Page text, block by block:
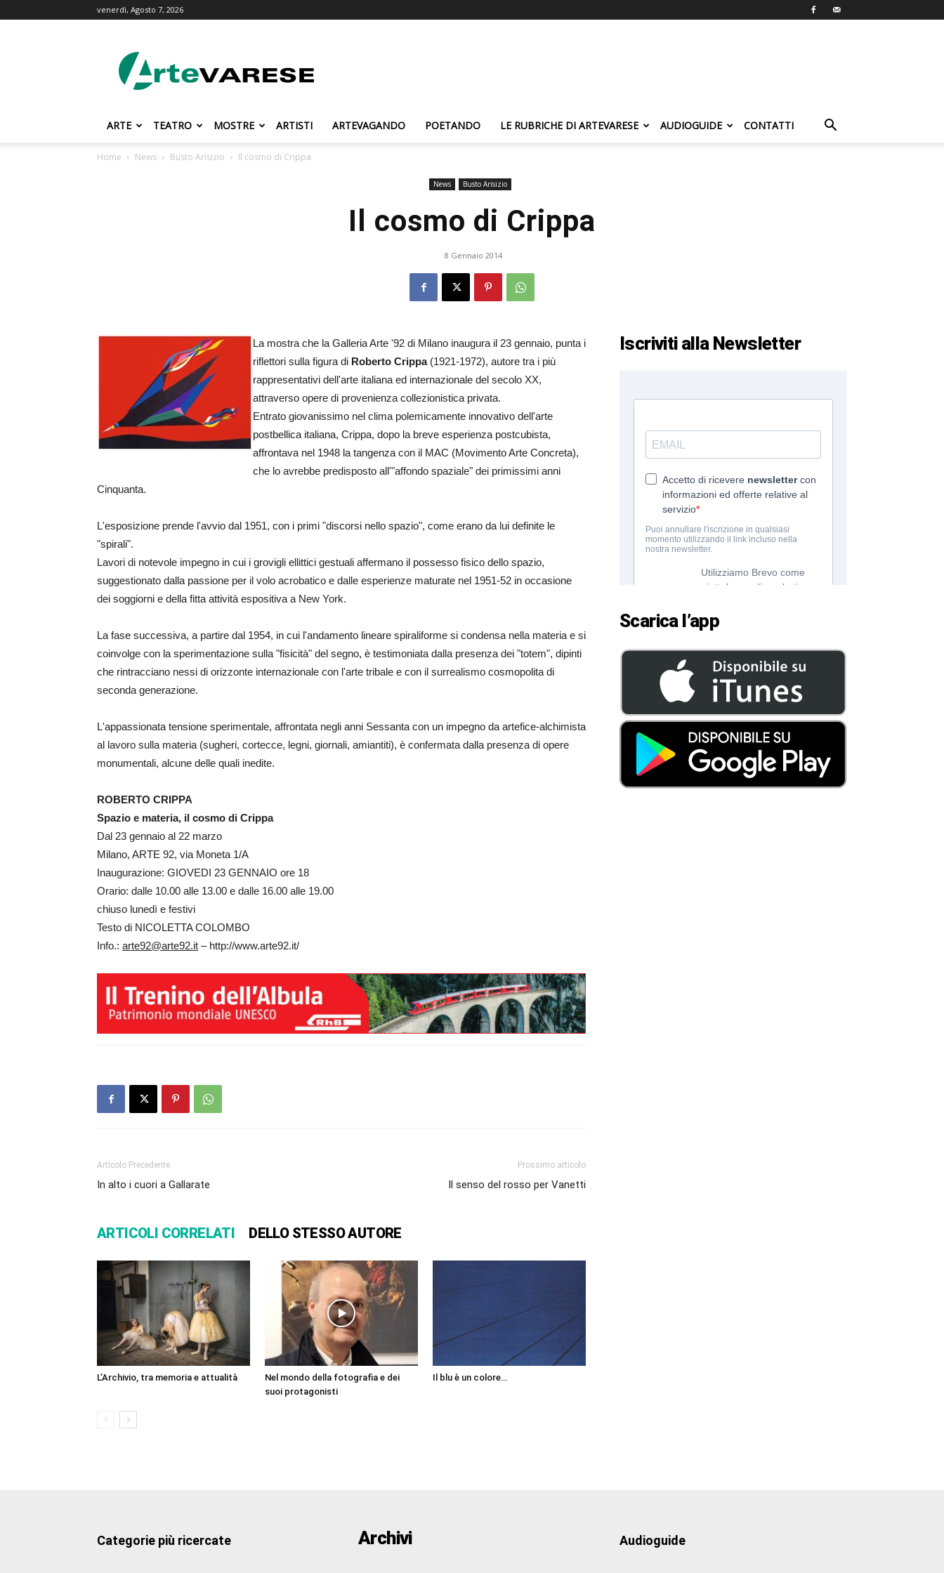
venerdì, Agosto 7, 2026
ARTE TEATRO MOSTRE ARTISTI ARTEVAGANDO POETANDO LE RUBRICHE DI ARTEVARESE AUDIOGUIDE CONTATTI
Home News Busto Arisizio Il cosmo di Crippa
News Busto Arisizio
Il cosmo di Crippa
8 Gennaio 2014
La mostra che la Galleria Arte '92 di Milano inaugura il 23 gennaio, punta i
riflettori sulla figura di Roberto Crippa (1921-1972), autore tra i più
rappresentativi dell'arte italiana ed internazionale del secolo XX,
attraverso opere di provenienza collezionistica privata.
Entrato giovanissimo nel clima polemicamente innovativo dell'arte
postbellica italiana, Crippa, dopo la breve esperienza postcubista,
affrontava nel 1948 la tangenza con il MAC (Movimento Arte Concreta),
che lo avrebbe predisposto all'"affondo spaziale" dei primissimi anni
Cinquanta.
L'esposizione prende l'avvio dal 1951, con i primi "discorsi nello spazio", come erano da lui definite le
"spirali".
Lavori di notevole impegno in cui i grovigli ellittici gestuali affermano il possesso fisico dello spazio,
suggestionato dalla passione per il volo acrobatico e dalle esperienze maturate nel 1951-52 in occasione
dei soggiorni e della fitta attività espositiva a New York.
La fase successiva, a partire dal 1954, in cui l'andamento lineare spiraliforme si condensa nella materia e si
coinvolge con la sperimentazione sulla "fisicità" del segno, è testimoniata dalla presenza dei "totem", dipinti
che rintracciano nessi di orizzonte internazionale con l'arte tribale e con il surrealismo cosmopolita di
seconda generazione.
L'appassionata tensione sperimentale, affrontata negli anni Sessanta con un impegno da artefice-alchimista
al lavoro sulla materia (sugheri, cortecce, legni, giornali, amiantiti), è confermata dalla presenza di opere
monumentali, alcune delle quali inedite.
ROBERTO CRIPPA
Spazio e materia, il cosmo di Crippa
Dal 23 gennaio al 22 marzo
Milano, ARTE 92, via Moneta 1/A
Inaugurazione: GIOVEDI 23 GENNAIO ore 18
Orario: dalle 10.00 alle 13.00 e dalle 16.00 alle 19.00
chiuso lunedì e festivi
Testo di NICOLETTA COLOMBO
Info.: arte92@arte92.it – http://www.arte92.it/
Articolo Precedente
In alto i cuori a Gallarate
Prossimo articolo
Il senso del rosso per Vanetti
ARTICOLI CORRELATI DELLO STESSO AUTORE
L’Archivio, tra memoria e attualità
Nel mondo della fotografia e dei
suoi protagonisti
Il blu è un colore…
Iscriviti alla Newsletter
Scarica l’app
Categorie più ricercate Archivi Audioguide